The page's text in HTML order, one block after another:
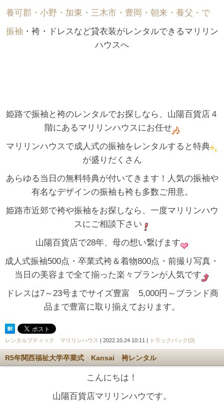
養可郡・小野・加東・三木市・豊岡・朝来・養父・で゙
振袖 ・袴・ドレスなど貸衣装がレンタルできるマリリン
ハウスへ
姫路で振袖と袴のレンタルでお探しなら、山陽百貨店４
階にあるマリリンハウスにお任せ
マリリンハウスで成人式の振袖をレンタルすると特典
が盛りだくさん
あらゆる当日の無料特典が付いてきます！人気の振袖や
有名なデザインの振袖も袴も多数ご用意。
姫路市近郊で袴や振袖をお探しなら、一度マリリンハウ
スにご相談下さい
山陽百貨店で28年、母の想い繋げます
成人式振袖500点・卒業式袴＆着物800点・前撮り写真・
当日の美容まで全て揃った楽々プランが人気です
ドレスは7～23号までサイズ豊富 5,000円～ブランド商
品まで豊富に取り揃えております。
レンタルブティック マリリンハウス | 2022.10.24 10:11 | トラックバック(0)
R5年関西福祉大学卒業式 Kansai 袴レンタル
こんにちは！
山陽百貨店マリリンハウです。